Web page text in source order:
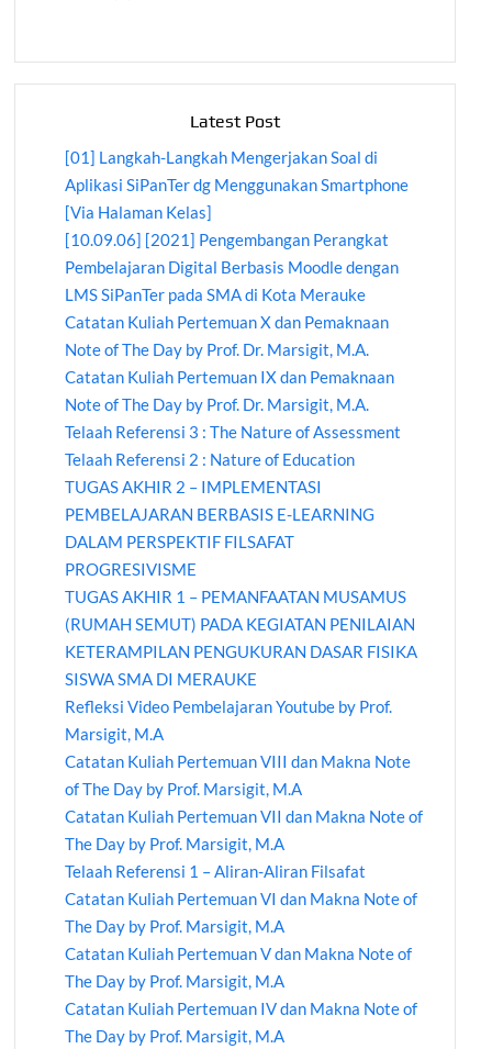
Latest Post
[01] Langkah-Langkah Mengerjakan Soal di
Aplikasi SiPanTer dg Menggunakan Smartphone
[Via Halaman Kelas]
[10.09.06] [2021] Pengembangan Perangkat
Pembelajaran Digital Berbasis Moodle dengan
LMS SiPanTer pada SMA di Kota Merauke
Catatan Kuliah Pertemuan X dan Pemaknaan
Note of The Day by Prof. Dr. Marsigit, M.A.
Catatan Kuliah Pertemuan IX dan Pemaknaan
Note of The Day by Prof. Dr. Marsigit, M.A.
Telaah Referensi 3 : The Nature of Assessment
Telaah Referensi 2 : Nature of Education
TUGAS AKHIR 2 – IMPLEMENTASI
PEMBELAJARAN BERBASIS E-LEARNING
DALAM PERSPEKTIF FILSAFAT
PROGRESIVISME
TUGAS AKHIR 1 – PEMANFAATAN MUSAMUS
(RUMAH SEMUT) PADA KEGIATAN PENILAIAN
KETERAMPILAN PENGUKURAN DASAR FISIKA
SISWA SMA DI MERAUKE
Refleksi Video Pembelajaran Youtube by Prof.
Marsigit, M.A
Catatan Kuliah Pertemuan VIII dan Makna Note
of The Day by Prof. Marsigit, M.A
Catatan Kuliah Pertemuan VII dan Makna Note of
The Day by Prof. Marsigit, M.A
Telaah Referensi 1 – Aliran-Aliran Filsafat
Catatan Kuliah Pertemuan VI dan Makna Note of
The Day by Prof. Marsigit, M.A
Catatan Kuliah Pertemuan V dan Makna Note of
The Day by Prof. Marsigit, M.A
Catatan Kuliah Pertemuan IV dan Makna Note of
The Day by Prof. Marsigit, M.A